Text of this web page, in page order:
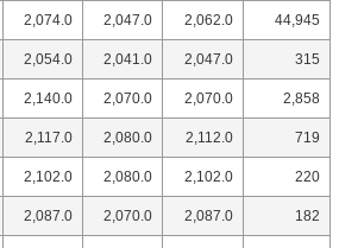
2,074.0 2,047.0 2,062.0 44,945
2,054.0 2,041.0 2,047.0 315
2,140.0 2,070.0 2,070.0 2,858
2,117.0 2,080.0 2,112.0 719
2,102.0 2,080.0 2,102.0 220
2,087.0 2,070.0 2,087.0 182